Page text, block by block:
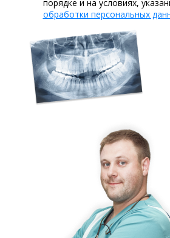
порядке и на условиях,
обработки персональных